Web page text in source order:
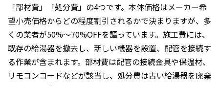
「部材費」「処分費」の4つです。本体価格はメーカー希
望小売価格からどの程度割引されるかで決まりますが、多
くの業者が50%〜70%OFFを謳っています。施工費には、
既存の給湯器を撤去し、新しい機器を設置、配管を接続す
る作業が含まれます。部材費は配管の接続金具や保温材、
リモコンコードなどが該当し、処分費は古い給湯器を廃棄